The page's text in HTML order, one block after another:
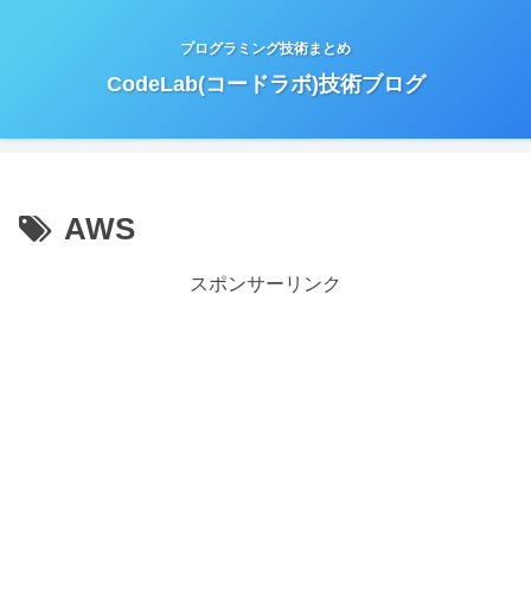
プログラミング技術まとめ
CodeLab(コードラボ)技術ブログ
AWS
スポンサーリンク